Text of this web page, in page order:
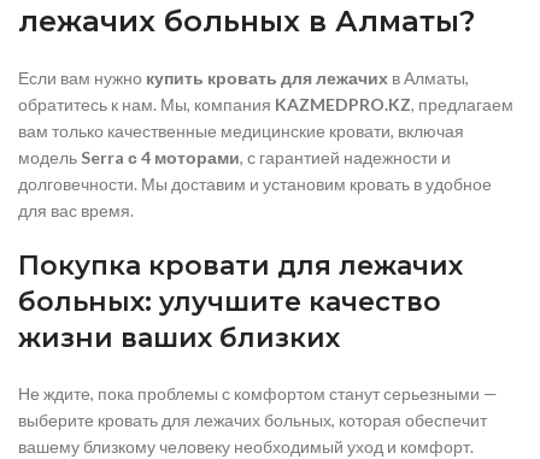
лежачих больных в Алматы?
Если вам нужно купить кровать для лежачих в Алматы,
обратитесь к нам. Мы, компания KAZMEDPRO.KZ, предлагаем
вам только качественные медицинские кровати, включая
модель Serra с 4 моторами, с гарантией надежности и
долговечности. Мы доставим и установим кровать в удобное
для вас время.
Покупка кровати для лежачих
больных: улучшите качество
жизни ваших близких
Не ждите, пока проблемы с комфортом станут серьезными —
выберите кровать для лежачих больных, которая обеспечит
вашему близкому человеку необходимый уход и комфорт.